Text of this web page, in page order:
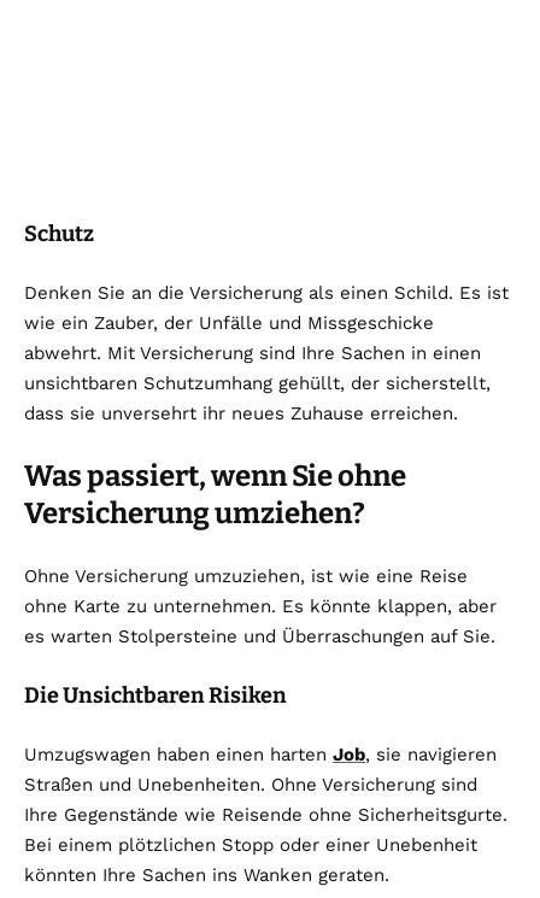
Schutz
Denken Sie an die Versicherung als einen Schild. Es ist
wie ein Zauber, der Unfälle und Missgeschicke
abwehrt. Mit Versicherung sind Ihre Sachen in einen
unsichtbaren Schutzumhang gehüllt, der sicherstellt,
dass sie unversehrt ihr neues Zuhause erreichen.
Was passiert, wenn Sie ohne
Versicherung umziehen?
Ohne Versicherung umzuziehen, ist wie eine Reise
ohne Karte zu unternehmen. Es könnte klappen, aber
es warten Stolpersteine und Überraschungen auf Sie.
Die Unsichtbaren Risiken
Umzugswagen haben einen harten Job, sie navigieren
Straßen und Unebenheiten. Ohne Versicherung sind
Ihre Gegenstände wie Reisende ohne Sicherheitsgurte.
Bei einem plötzlichen Stopp oder einer Unebenheit
könnten Ihre Sachen ins Wanken geraten.